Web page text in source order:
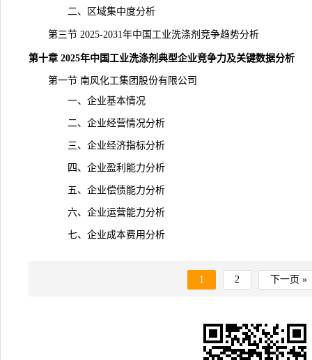
二、区域集中度分析
第三节 2025-2031年中国工业洗涤剂竞争趋势分析
第十章 2025年中国工业洗涤剂典型企业竞争力及关键数据分析
第一节 南风化工集团股份有限公司
一、企业基本情况
二、企业经营情况分析
三、企业经济指标分析
四、企业盈利能力分析
五、企业偿债能力分析
六、企业运营能力分析
七、企业成本费用分析
1 2 下一页 »